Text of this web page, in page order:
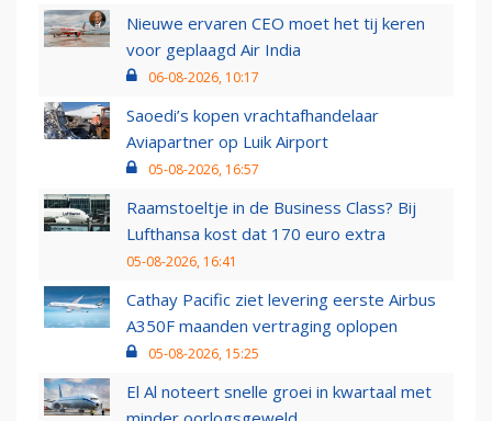
Nieuwe ervaren CEO moet het tij keren
voor geplaagd Air India
06-08-2026, 10:17
Saoedi’s kopen vrachtafhandelaar
Aviapartner op Luik Airport
05-08-2026, 16:57
Raamstoeltje in de Business Class? Bij
Lufthansa kost dat 170 euro extra
05-08-2026, 16:41
Cathay Pacific ziet levering eerste Airbus
A350F maanden vertraging oplopen
05-08-2026, 15:25
El Al noteert snelle groei in kwartaal met